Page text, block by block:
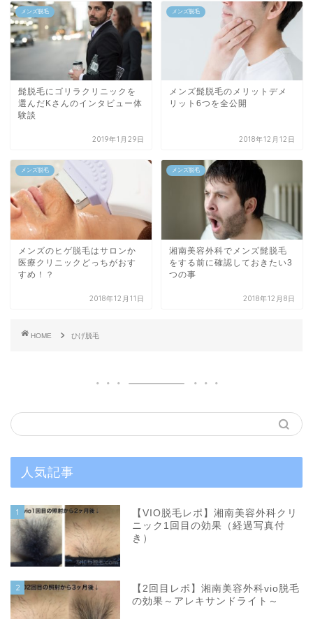
メンズ脱毛
髭脱毛にゴリラクリニックを
選んだKさんのインタビュー体
験談
2019年1月29日
メンズ脱毛
メンズ髭脱毛のメリットデメ
リット6つを全公開
2018年12月12日
メンズ脱毛
メンズのヒゲ脱毛はサロンか
医療クリニックどっちがおす
すめ！？
2018年12月11日
メンズ脱毛
湘南美容外科でメンズ髭脱毛
をする前に確認しておきたい3
つの事
2018年12月8日
HOME ひげ脱毛
人気記事
1
【VIO脱毛レポ】湘南美容外科クリ
ニック1回目の効果（経過写真付
き）
2
【2回目レポ】湘南美容外科vio脱毛
の効果～アレキサンドライト～